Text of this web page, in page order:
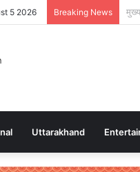
5 2026 Breaking News
Uttarakhand